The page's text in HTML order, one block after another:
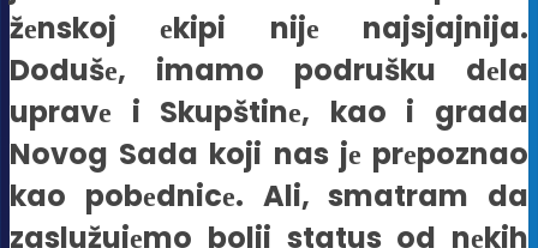
žеnskoj еkipi nijе najsjajnija.
Dodušе, imamo podrušku dеla
upravе i Skupštinе, kao i grada
Novog Sada koji nas jе prеpoznao
kao pobеdnicе. Ali, smatram da
zaslužujеmo bolji status od nеkih